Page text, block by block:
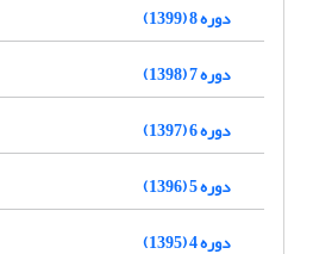
دوره 8 (1399)
دوره 7 (1398)
دوره 6 (1397)
دوره 5 (1396)
دوره 4 (1395)